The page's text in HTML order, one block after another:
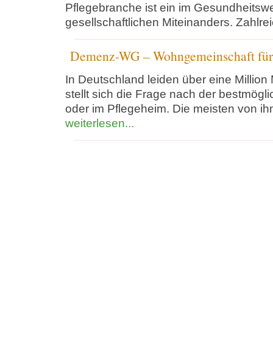
Pflegebranche ist ein im
gesellschaftlichen Miteinanders.
Demenz-WG – Wohngemeinschaft
In Deutschland leiden über eine
stellt sich die Frage nach der
oder im Pflegeheim. Die meisten von
weiterlesen...